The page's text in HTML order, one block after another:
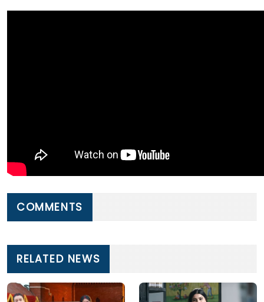
COMMENTS
RELATED NEWS